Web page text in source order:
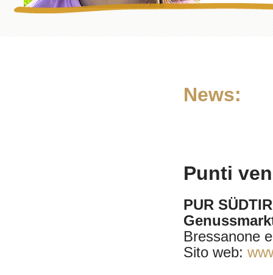
News:
Punti
PUR
Bressanone
Sito web: